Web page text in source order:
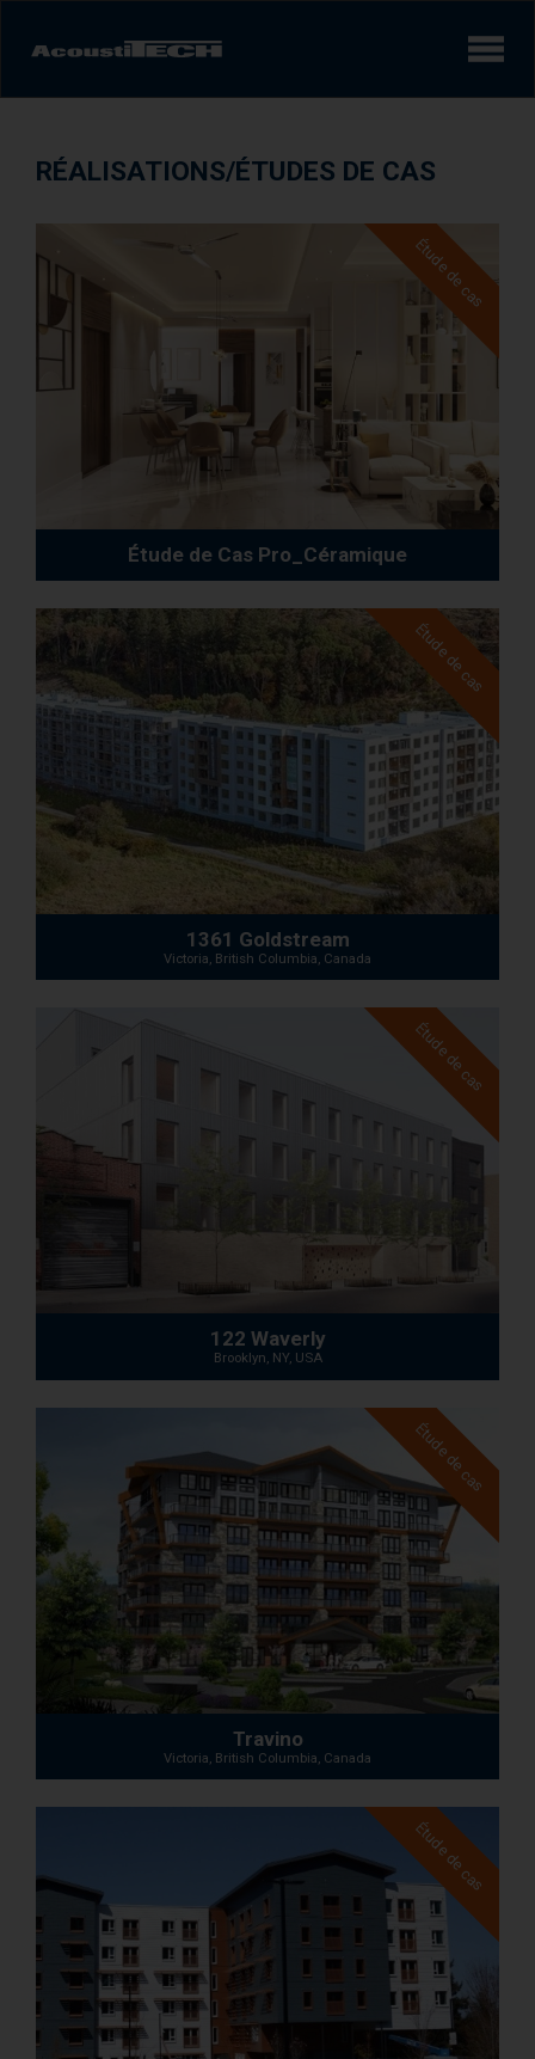
Services et solutions
Apprendre
Vidéos
Expérience sonore AcoustiINDEX
AcoustiCONDO
À propos Contact English
RÉALISATIONS/ÉTUDES DE CAS
Étude de cas
Étude de Cas Pro_Céramique
Étude de cas
1361 Goldstream
Victoria, British Columbia, Canada
Étude de cas
122 Waverly
Brooklyn, NY, USA
Étude de cas
Travino
Victoria, British Columbia, Canada
Étude de cas